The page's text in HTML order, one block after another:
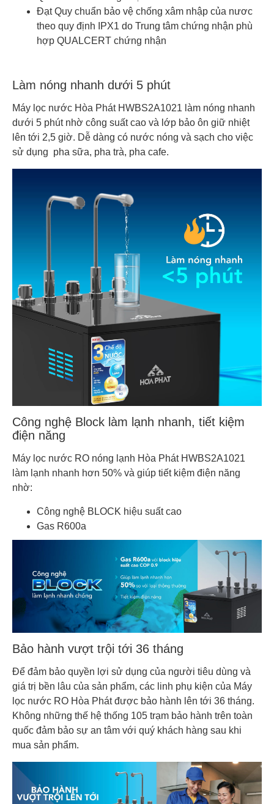
Đạt Quy chuẩn bảo vệ chống xâm nhập của nươc
theo quy định IPX1 do Trung tâm chứng nhận phù
hợp QUALCERT chứng nhận
Làm nóng nhanh dưới 5 phút
Máy lọc nước Hòa Phát HWBS2A1021 làm nóng nhanh
dưới 5 phút nhờ công suất cao và lớp bảo ôn giữ nhiệt
lên tới 2,5 giờ. Dễ dàng có nước nóng và sạch cho việc
sử dụng pha sữa, pha trà, pha cafe.
Công nghệ Block làm lạnh nhanh, tiết kiệm
điện năng
Máy lọc nước RO nóng lạnh Hòa Phát HWBS2A1021
làm lạnh nhanh hơn 50% và giúp tiết kiệm điện năng
nhờ:
Công nghệ BLOCK hiệu suất cao
Gas R600a
Bảo hành vượt trội tới 36 tháng
Để đảm bảo quyền lợi sử dụng của người tiêu dùng và
giá trị bền lâu của sản phẩm, các linh phụ kiện của Máy
lọc nước RO Hòa Phát được bảo hành lên tới 36 tháng.
Không những thế hệ thống 105 trạm bảo hành trên toàn
quốc đảm bảo sự an tâm với quý khách hàng sau khi
mua sản phẩm.